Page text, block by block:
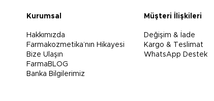
Kurumsal
Hakkımızda
Farmakozmetika’nın Hikayesi
Bize Ulaşın
FarmaBLOG
Banka Bilgilerimiz
Müşteri İlişkileri
Değişim & İade
Kargo & Teslimat
WhatsApp Destek